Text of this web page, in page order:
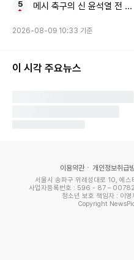
메시 축구의 신 윤석열 전 대
2026-08-09 10:33 기준
이 시각 주요뉴스
이용약관 개인정보취급
서울시 송파구 위례성대로 10, 에
사업자등록번호 : 596 - 87 –
청소년 보호 책임자 : 이
Copyright